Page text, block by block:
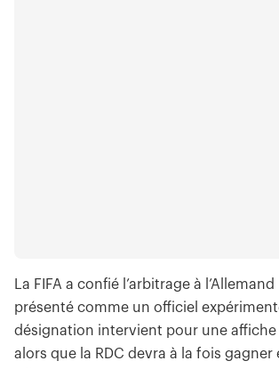
La FIFA a confié l’arbitrage à
présenté comme un officiel
désignation intervient pour une affiche
alors que la RDC devra à la fois gagner